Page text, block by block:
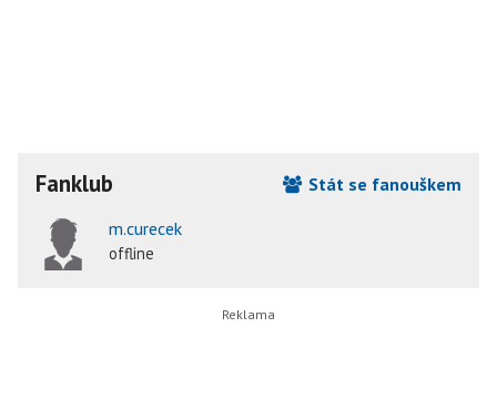
Fanklub
Stát se fanouškem
m.curecek
offline